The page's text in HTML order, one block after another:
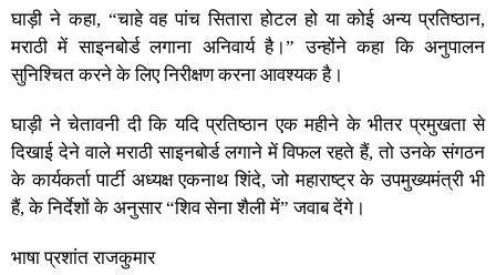
घाड़ी ने कहा, “चाहे वह पांच सितारा होटल हो या कोई अन्य प्रतिष्ठान,
मराठी में साइनबोर्ड लगाना अनिवार्य है।” उन्होंने कहा कि अनुपालन
सुनिश्चित करने के लिए निरीक्षण करना आवश्यक है।
घाड़ी ने चेतावनी दी कि यदि प्रतिष्ठान एक महीने के भीतर प्रमुखता से
दिखाई देने वाले मराठी साइनबोर्ड लगाने में विफल रहते हैं, तो उनके संगठन
के कार्यकर्ता पार्टी अध्यक्ष एकनाथ शिंदे, जो महाराष्ट्र के उपमुख्यमंत्री भी
हैं, के निर्देशों के अनुसार “शिव सेना शैली में” जवाब देंगे।
भाषा प्रशांत राजकुमार